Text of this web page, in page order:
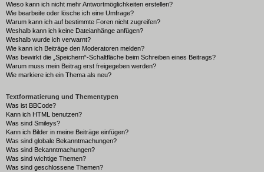
Wieso kann ich nicht mehr Antwortmöglichkeiten erstellen?
Wie bearbeite oder lösche ich eine Umfrage?
Warum kann ich auf bestimmte Foren nicht zugreifen?
Weshalb kann ich keine Dateianhänge anfügen?
Weshalb wurde ich verwarnt?
Wie kann ich Beiträge den Moderatoren melden?
Was bewirkt die „Speichern“-Schaltfläche beim Schreiben eines Beitrags?
Warum muss mein Beitrag erst freigegeben werden?
Wie markiere ich ein Thema als neu?
Textformatierung und Thementypen
Was ist BBCode?
Kann ich HTML benutzen?
Was sind Smileys?
Kann ich Bilder in meine Beiträge einfügen?
Was sind globale Bekanntmachungen?
Was sind Bekanntmachungen?
Was sind wichtige Themen?
Was sind geschlossene Themen?